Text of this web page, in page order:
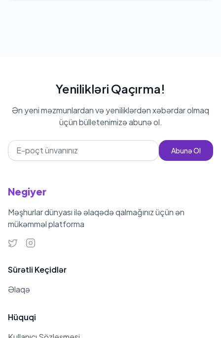
Yenilikləri Qaçırma!
Ən yeni məzmunlardan və yeniliklərdən xəbərdar olmaq
üçün bülletenimizə abunə ol.
Abunə Ol
Negiyer
Məşhurlar dünyası ilə əlaqədə qalmağınız üçün ən
mükəmməl platforma
Sürətli Keçidlər
Əlaqə
Hüquqi